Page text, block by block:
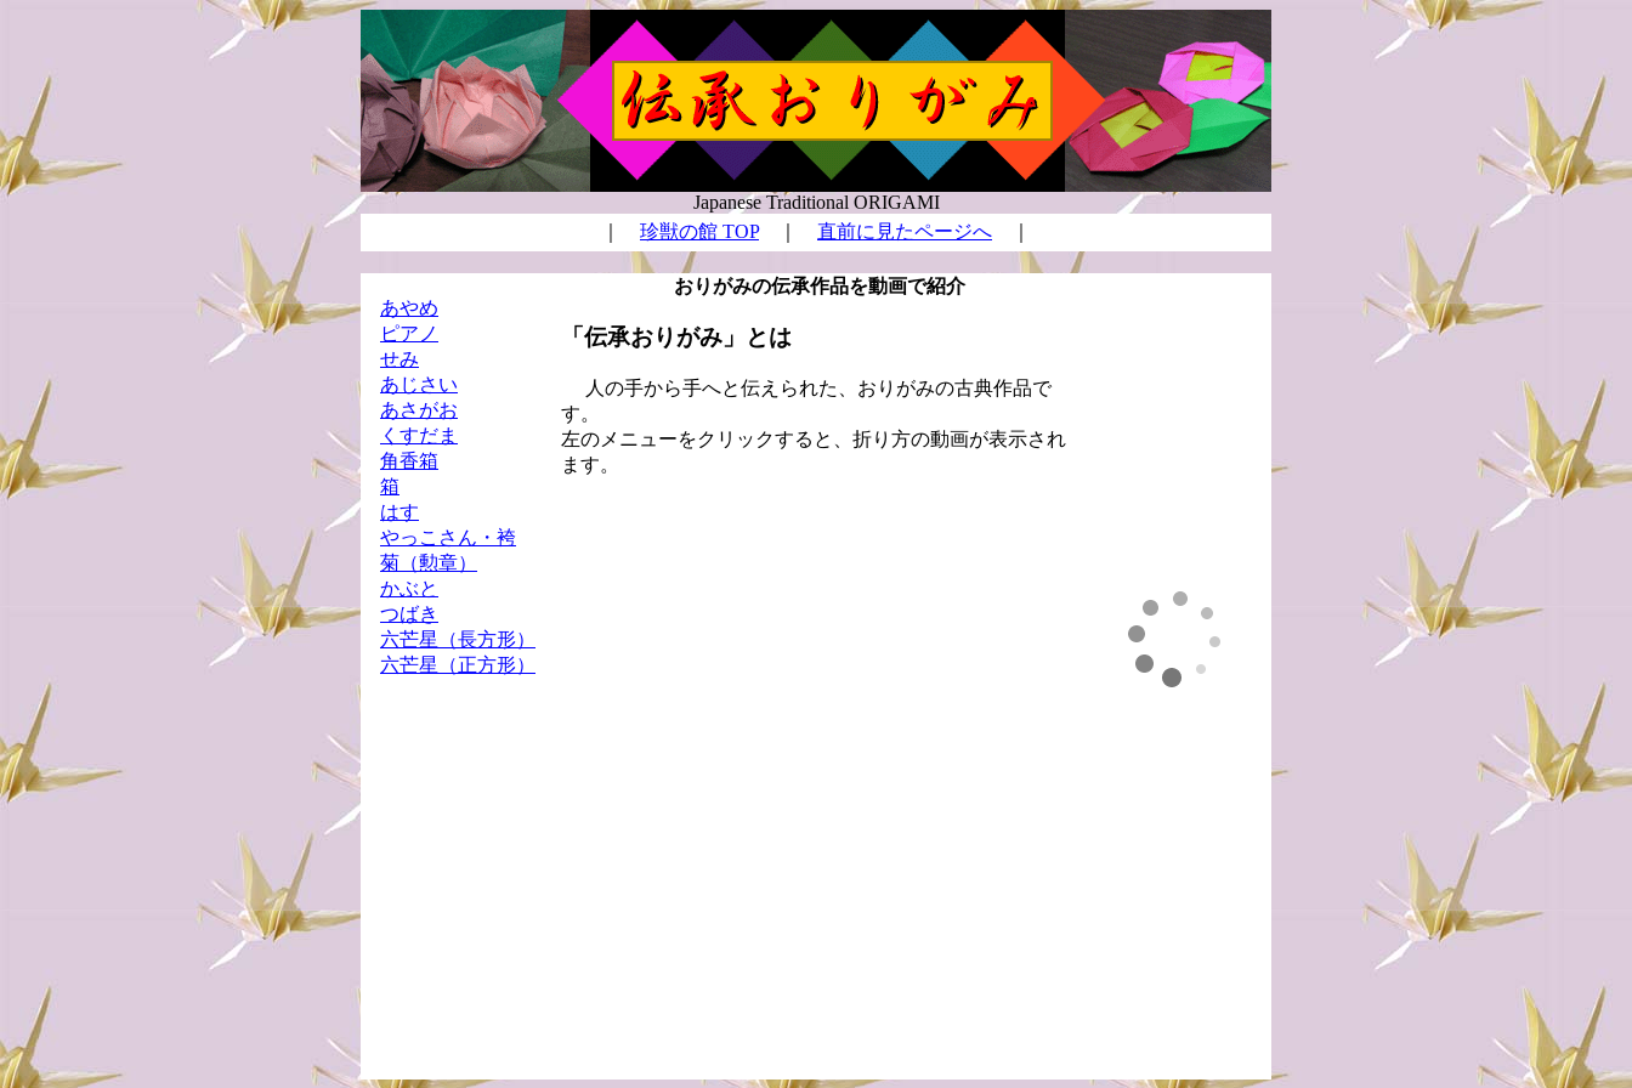
Japanese Traditional ORIGAMI
珍獣の館 TOP｜ 直前に見たページへ
あやめ
ピアノ
せみ
あじさい
あさがお
くすだま
角香箱
箱
はす
やっこさん・袴
菊（勲章）
かぶと
つばき
六芒星（長方形）
六芒星（正方形）
おりがみの伝承作品を動画で紹介